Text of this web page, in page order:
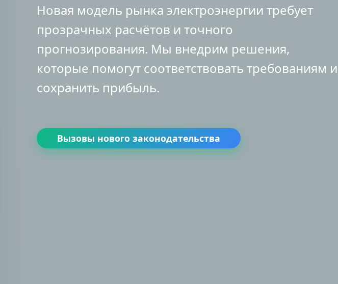
Новая модель рынка электроэнергии требует
прозрачных расчётов и точного
прогнозирования. Мы внедрим решения,
которые помогут соответствовать требованиям и
сохранить прибыль.
Вызовы нового законодательства